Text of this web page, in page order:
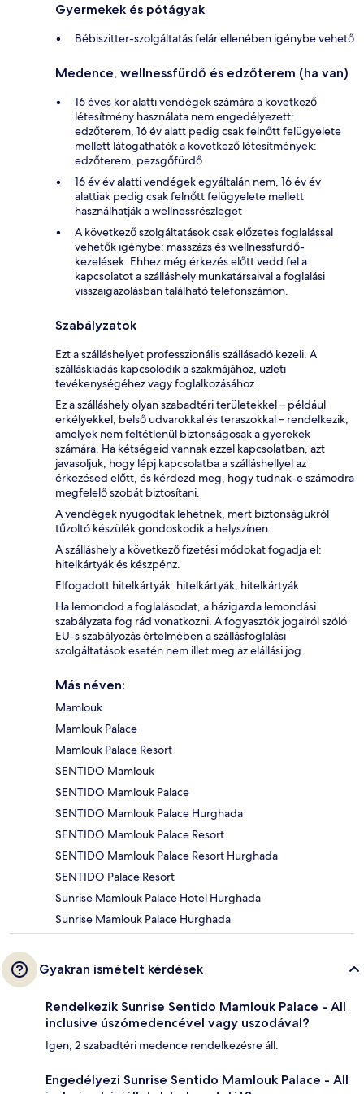
Gyermekek és pótágyak
Bébiszitter-szolgáltatás felár ellenében igénybe vehető
Medence, wellnessfürdő és edzőterem (ha van)
16 éves kor alatti vendégek számára a következő
létesítmény használata nem engedélyezett:
edzőterem, 16 év alatt pedig csak felnőtt felügyelete
mellett látogathatók a következő létesítmények:
edzőterem, pezsgőfürdő
16 év év alatti vendégek egyáltalán nem, 16 év év
alattiak pedig csak felnőtt felügyelete mellett
használhatják a wellnessrészleget
A következő szolgáltatások csak előzetes foglalással
vehetők igénybe: masszázs és wellnessfürdő-
kezelések. Ehhez még érkezés előtt vedd fel a
kapcsolatot a szálláshely munkatársaival a foglalási
visszaigazolásban található telefonszámon.
Szabályzatok
Ezt a szálláshelyet professzionális szállásadó kezeli. A
szálláskiadás kapcsolódik a szakmájához, üzleti
tevékenységéhez vagy foglalkozásához.
Ez a szálláshely olyan szabadtéri területekkel – például
erkélyekkel, belső udvarokkal és teraszokkal – rendelkezik,
amelyek nem feltétlenül biztonságosak a gyerekek
számára. Ha kétségeid vannak ezzel kapcsolatban, azt
javasoljuk, hogy lépj kapcsolatba a szálláshellyel az
érkezésed előtt, és kérdezd meg, hogy tudnak-e számodra
megfelelő szobát biztosítani.
A vendégek nyugodtak lehetnek, mert biztonságukról
tűzoltó készülék gondoskodik a helyszínen.
A szálláshely a következő fizetési módokat fogadja el:
hitelkártyák és készpénz.
Elfogadott hitelkártyák: hitelkártyák, hitelkártyák
Ha lemondod a foglalásodat, a házigazda lemondási
szabályzata fog rád vonatkozni. A fogyasztók jogairól szóló
EU-s szabályozás értelmében a szállásfoglalási
szolgáltatások esetén nem illet meg az elállási jog.
Más néven:
Mamlouk
Mamlouk Palace
Mamlouk Palace Resort
SENTIDO Mamlouk
SENTIDO Mamlouk Palace
SENTIDO Mamlouk Palace Hurghada
SENTIDO Mamlouk Palace Resort
SENTIDO Mamlouk Palace Resort Hurghada
SENTIDO Palace Resort
Sunrise Mamlouk Palace Hotel Hurghada
Sunrise Mamlouk Palace Hurghada
Gyakran ismételt kérdések
Rendelkezik Sunrise Sentido Mamlouk Palace - All
inclusive úszómedencével vagy uszodával?
Igen, 2 szabadtéri medence rendelkezésre áll.
Engedélyezi Sunrise Sentido Mamlouk Palace - All